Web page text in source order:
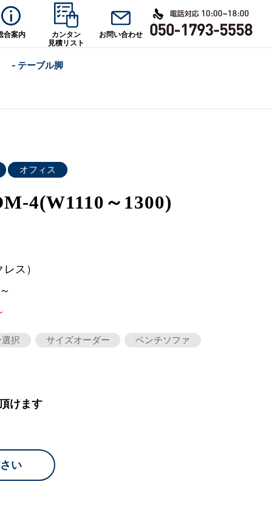
合案内
カンタン
見積リスト
お問い合わせ
- テーブル脚
オフィス
4(W1110～1300)
ス）
択 サイズオーダー
ベンチソファ
けます
い